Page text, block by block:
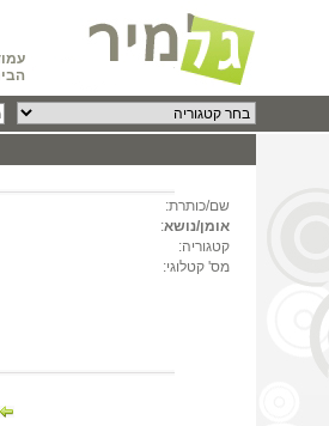
שם/כותרת:
אומן/נושא:
קטגוריה:
מס' קטלוגי: